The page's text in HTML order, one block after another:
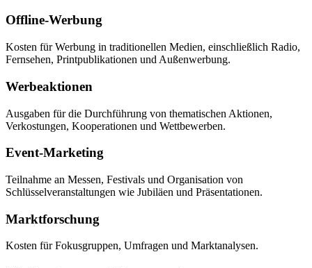
Offline-Werbung
Kosten für Werbung in traditionellen Medien, einschließlich Radio,
Fernsehen, Printpublikationen und Außenwerbung.
Werbeaktionen
Ausgaben für die Durchführung von thematischen Aktionen,
Verkostungen, Kooperationen und Wettbewerben.
Event-Marketing
Teilnahme an Messen, Festivals und Organisation von
Schlüsselveranstaltungen wie Jubiläen und Präsentationen.
Marktforschung
Kosten für Fokusgruppen, Umfragen und Marktanalysen.